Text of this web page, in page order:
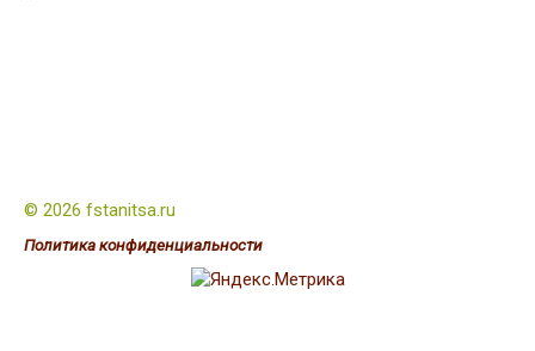
© 2026 fstanitsa.ru
Политика конфиденциальности